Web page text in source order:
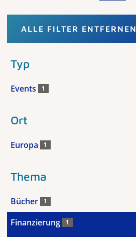
ALLE FILTER ENTFERNEN
Typ
Events 1
Ort
Europa 1
Thema
Bücher 1
Finanzierung 1